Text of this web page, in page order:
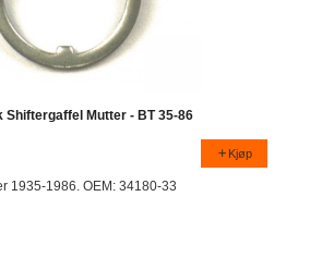
Shiftergaffel Mutter - BT 35-86
Kjøp
1935-1986. OEM: 34180-33